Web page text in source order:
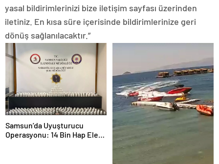
yasal bildirimlerinizi bize iletişim sayfası üzerinden
iletiniz. En kısa süre içerisinde bildirimlerinize geri
dönüş sağlanılacaktır.”
Samsun’da Uyuşturucu
Operasyonu: 14 Bin Hap Ele